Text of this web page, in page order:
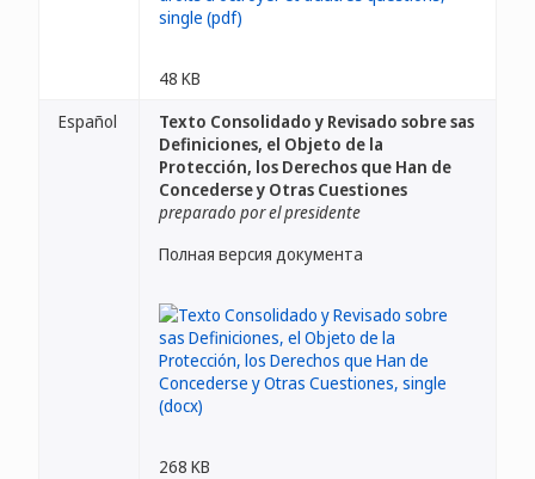
48 KB
Español
Texto Consolidado y Revisado sobre sas
Definiciones, el Objeto de la
Protección, los Derechos que Han de
Concederse y Otras Cuestiones
preparado por el presidente
Полная версия документа
268 KB